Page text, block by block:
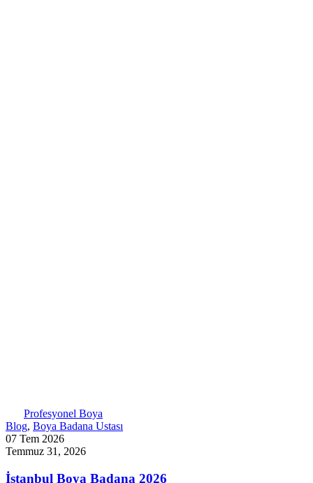
Profesyonel Boya
Blog, Boya Badana Ustası
07 Tem 2026
Temmuz 31, 2026
İstanbul Boya Badana 2026